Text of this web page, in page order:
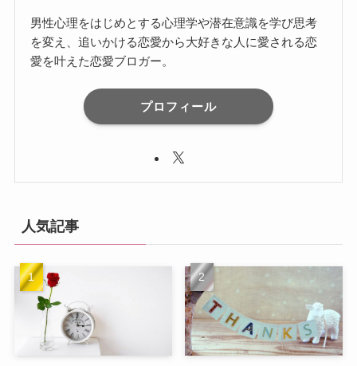
男性心理をはじめとする心理学や潜在意識を学び思考
を変え、追いかける恋愛から大好きな人に愛される恋
愛を叶えた恋愛ブロガー。
プロフィール
人気記事